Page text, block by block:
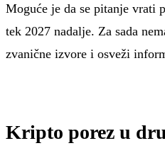
Moguće je da se pitanje vrati
tek 2027 nadalje. Za sada
zvanične izvore i osveži
Kripto porez u